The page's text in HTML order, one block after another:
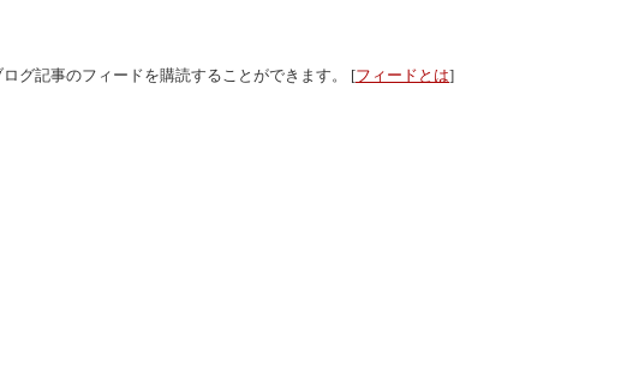
グ記事のフィードを購読することができます。 [フィードとは]